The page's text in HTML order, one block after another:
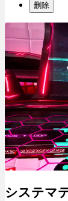
删除
システマ